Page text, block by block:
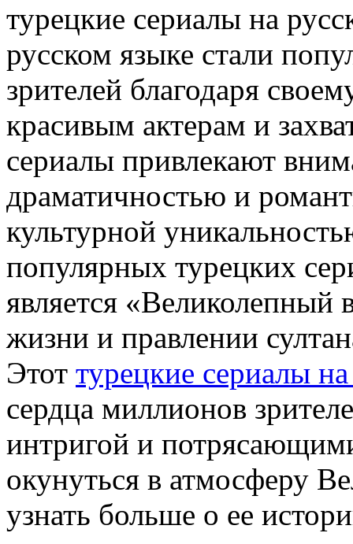
турeцкиe сeриaлы на
русском языке стали
зрителей благодаря
красивым актерам и
сериалы привлекают
драматичностью и
культурной
популярных турецких
является «Великолепный
жизни и правлении
Этот турецкие сериалы
сердца миллионов
интригой и
окунуться в атмосферу
узнать больше о ее